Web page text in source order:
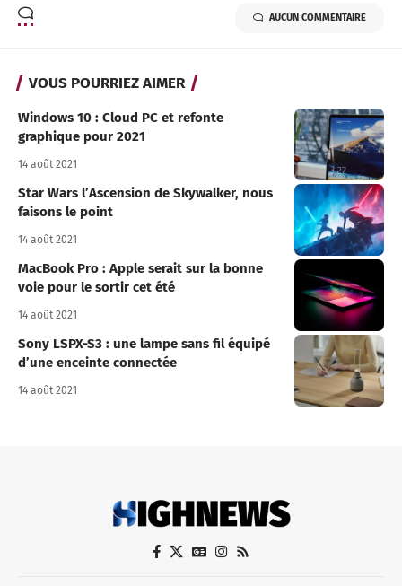
AUCUN COMMENTAIRE
VOUS POURRIEZ AIMER
Windows 10 : Cloud PC et refonte
graphique pour 2021
14 août 2021
Star Wars l’Ascension de Skywalker, nous
faisons le point
14 août 2021
MacBook Pro : Apple serait sur la bonne
voie pour le sortir cet été
14 août 2021
Sony LSPX-S3 : une lampe sans fil équipé
d’une enceinte connectée
14 août 2021